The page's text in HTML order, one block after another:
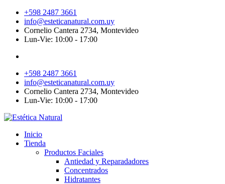
+598 2487 3661
info@esteticanatural.com.uy
Cornelio Cantera 2734, Montevideo
Lun-Vie: 10:00 - 17:00
+598 2487 3661
info@esteticanatural.com.uy
Cornelio Cantera 2734, Montevideo
Lun-Vie: 10:00 - 17:00
Inicio
Tienda
Productos Faciales
Antiedad y Reparadadores
Concentrados
Hidratantes